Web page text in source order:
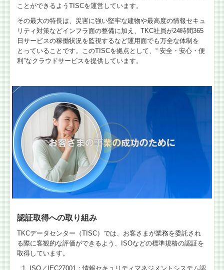
ことができるようTISCを運営しています。
その最大の特長は、災害に強い堅牢な建物や最高度の情報セキュ
リティ対策などインフラ面の整備に加え、TKC社員が24時間365
日サービスの稼働状況を監視するなど運用面でも万全な体制を
とっていることです。このTISCを拠点として、“ 安全・安心・便
利”なクラウドサービスを提供しています。
認証取得への取り組み
TKCデータセンター（TISC）では、お客さまが業務を委託され
る際に客観的な評価ができるよう、ISOなどの標準規格の認証を
取得しています。
ISO／IEC27001：情報セキュリティマネジメントシステム認